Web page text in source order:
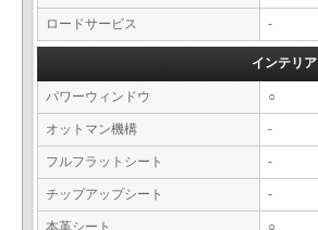
ロードサービス -
インテリア
パワーウィンドウ ○
オットマン機構 -
フルフラットシート -
チップアップシート -
本革シート ○